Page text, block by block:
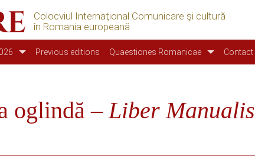
Colocviul Internaţional Comunicare şi cultură
în Romania europeană
Previous editions Quaestiones Romanicae Contact
oglindă –Liber Manualis